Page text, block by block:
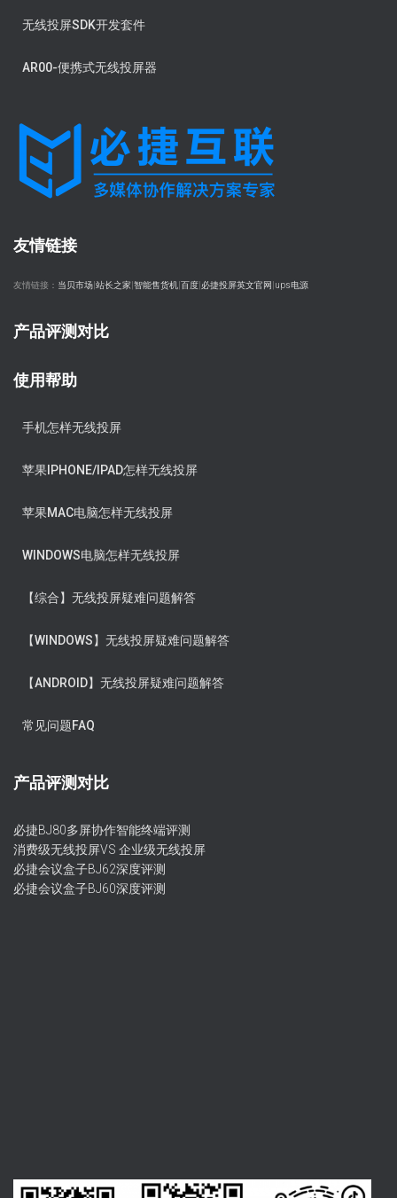
无线投屏SDK开发套件
AR00-便携式无线投屏器
友情链接
友情链接： 当贝市场 站长之家 智能售货机 百度 必捷投屏英文官网 ups电源
产品评测对比
使用帮助
手机怎样无线投屏
苹果IPHONE/IPAD怎样无线投屏
苹果MAC电脑怎样无线投屏
WINDOWS电脑怎样无线投屏
【综合】无线投屏疑难问题解答
【WINDOWS】无线投屏疑难问题解答
【ANDROID】无线投屏疑难问题解答
常见问题FAQ
产品评测对比
必捷BJ80多屏协作智能终端评测
消费级无线投屏VS 企业级无线投屏
必捷会议盒子BJ62深度评测
必捷会议盒子BJ60深度评测